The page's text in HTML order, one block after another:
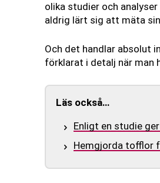
olika studier och
aldrig lärt sig att mäta
Och det handlar absolut
förklarat i detalj när man
Läs också…
Enligt en studie
Hemgjorda tofflor